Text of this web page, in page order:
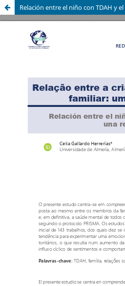
Relación entre el niño con TDAH y